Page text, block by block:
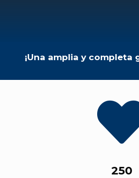
¡Una amplia y completa
250